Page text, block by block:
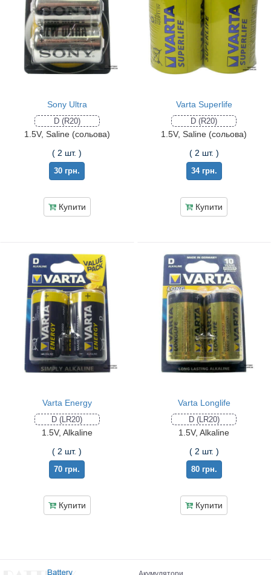
Sony Ultra
D (R20)
1.5V, Saline (сольова)
( 2 шт. )
30 грн.
Купити
Varta Superlife
D (R20)
1.5V, Saline (сольова)
( 2 шт. )
34 грн.
Купити
Varta Energy
D (LR20)
1.5V, Alkaline
( 2 шт. )
70 грн.
Купити
Varta Longlife
D (LR20)
1.5V, Alkaline
( 2 шт. )
80 грн.
Купити